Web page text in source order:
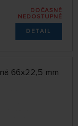
DOČASNĚ
NEDOSTUPNÉ
DETAIL
66x22,5 mm